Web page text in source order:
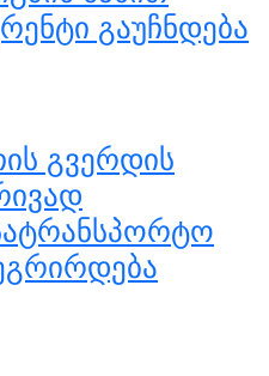
გაუჩნდება
გვერდის